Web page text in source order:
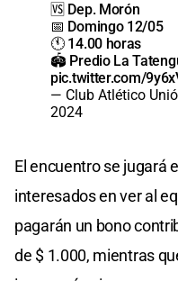
🆚 Dep. Morón
📅 Domingo 12/05
🕚 14.00 horas
🏟 Predio La
pic.twitter.com/
— Club Atlético
2024
El encuentro se jugará
interesados en ver al
pagarán un bono
de $ 1.000, mientras